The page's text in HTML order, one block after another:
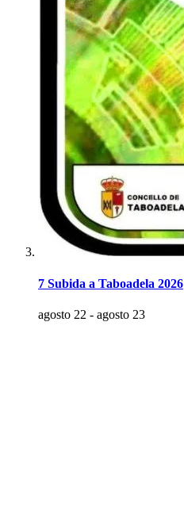
7 Subida a Taboadela 2026
agosto 22 - agosto 23